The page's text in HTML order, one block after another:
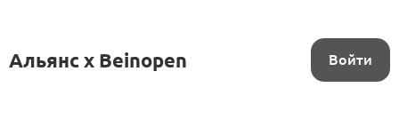
Альянс x Beinopen Войти